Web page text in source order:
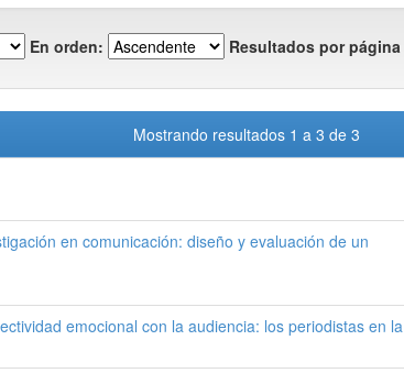
En orden: Resultados por página
Mostrando resultados 1 a 3 de 3
en comunicación: diseño y evaluación de un
emocional con la audiencia: los periodistas en la